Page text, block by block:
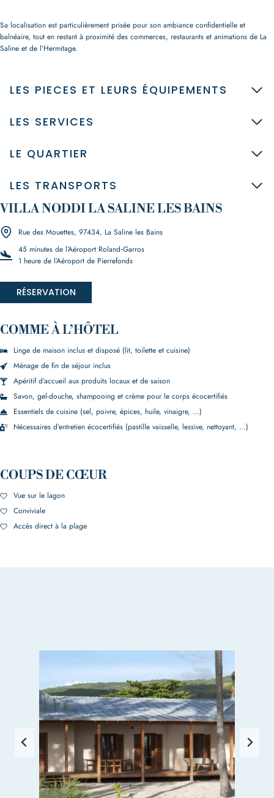
Sa localisation est particulièrement prisée pour son ambiance confidentielle et
balnéaire, tout en restant à proximité des commerces, restaurants et animations de La
Saline et de l’Hermitage.
LES PIECES ET LEURS ÉQUIPEMENTS
LES SERVICES
LE QUARTIER
LES TRANSPORTS
VILLA NODDI LA SALINE LES BAINS
Rue des Mouettes, 97434, La Saline les Bains
45 minutes de l’Aéroport Roland‑Garros
1 heure de l’Aéroport de Pierrefonds
RÉSERVATION
COMME À L’HÔTEL
Linge de maison inclus et disposé (lit, toilette et cuisine)
Ménage de fin de séjour inclus
Apéritif d’accueil aux produits locaux et de saison
Savon, gel-douche, shampooing et crème pour le corps écocertifiés
Essentiels de cuisine (sel, poivre, épices, huile, vinaigre, …)
Nécessaires d’entretien écocertifiés (pastille vaisselle, lessive, nettoyant, …)
COUPS DE CŒUR
Vue sur le lagon
Conviviale
Accès direct à la plage